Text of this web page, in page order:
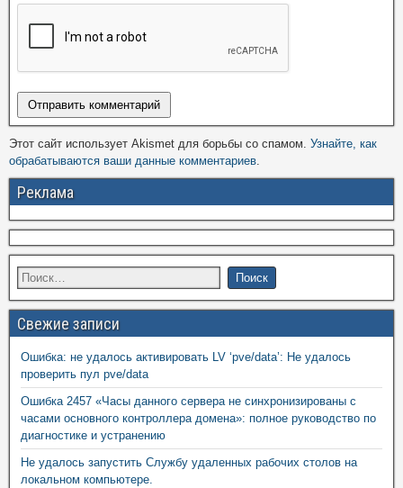
Этот сайт использует Akismet для борьбы со спамом. Узнайте, как
обрабатываются ваши данные комментариев.
Реклама
Свежие записи
Ошибка: не удалось активировать LV ‘pve/data’: Не удалось
проверить пул pve/data
Ошибка 2457 «Часы данного сервера не синхронизированы с
часами основного контроллера домена»: полное руководство по
диагностике и устранению
Не удалось запустить Службу удаленных рабочих столов на
локальном компьютере.